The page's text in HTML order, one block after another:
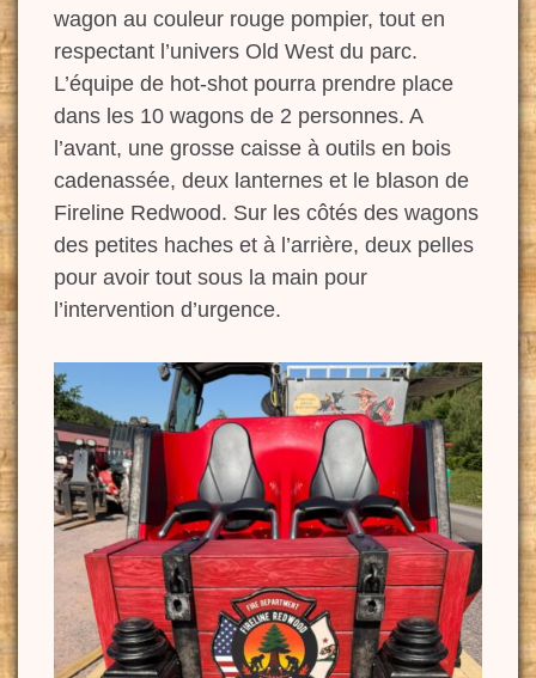
wagon au couleur rouge pompier, tout en
respectant l’univers Old West du parc.
L’équipe de hot-shot pourra prendre place
dans les 10 wagons de 2 personnes. A
l’avant, une grosse caisse à outils en bois
cadenassée, deux lanternes et le blason de
Fireline Redwood. Sur les côtés des wagons
des petites haches et à l’arrière, deux pelles
pour avoir tout sous la main pour
l’intervention d’urgence.